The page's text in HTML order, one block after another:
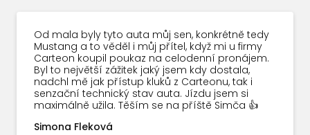
Od mala byly tyto auta můj sen, konkrétně tedy
Mustang a to věděl i můj přítel, když mi u firmy
Carteon koupil poukaz na celodenní pronájem.
Byl to největší zážitek jaký jsem kdy dostala,
nadchl mě jak přístup kluků z Carteonu, tak i
senzační technický stav auta. Jízdu jsem si
maximálně užila. Těším se na příště Simča 👍
Simona Fleková